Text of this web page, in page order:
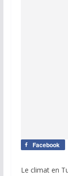
Facebook
Le climat en